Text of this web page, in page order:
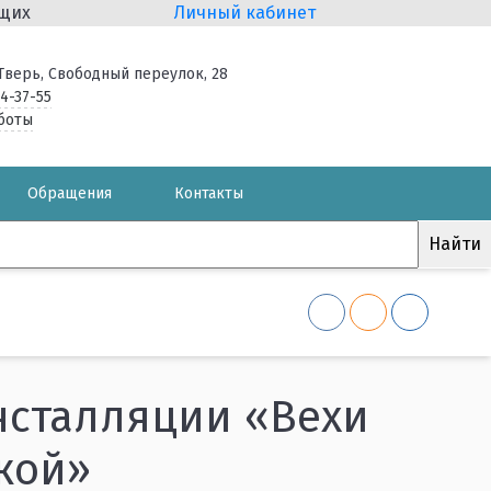
Личный кабинет
Свободный переулок, 28
37-55
Обращения Контакты
«Вехи